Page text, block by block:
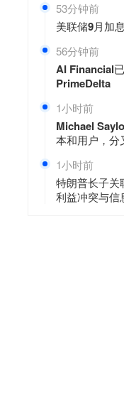
53分钟前
美联储9月加
56分钟前
AI Financial
PrimeDelta
1小时前
Michael
本和用户，分
1小时前
特朗普长子
利益冲突与信